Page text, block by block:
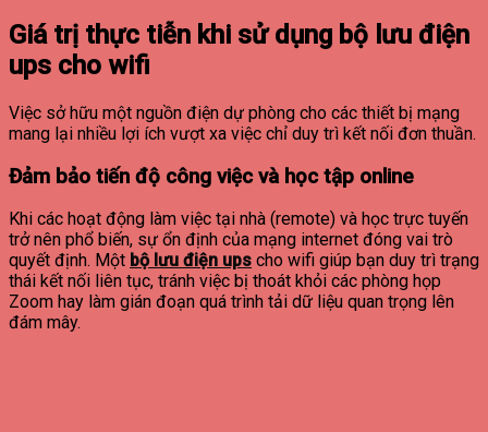
Giá trị thực tiễn khi sử dụng bộ lưu điện
ups cho wifi
Việc sở hữu một nguồn điện dự phòng cho các thiết bị mạng
mang lại nhiều lợi ích vượt xa việc chỉ duy trì kết nối đơn thuần.
Đảm bảo tiến độ công việc và học tập online
Khi các hoạt động làm việc tại nhà (remote) và học trực tuyến
trở nên phổ biến, sự ổn định của mạng internet đóng vai trò
quyết định. Một bộ lưu điện ups cho wifi giúp bạn duy trì trạng
thái kết nối liên tục, tránh việc bị thoát khỏi các phòng họp
Zoom hay làm gián đoạn quá trình tải dữ liệu quan trọng lên
đám mây.